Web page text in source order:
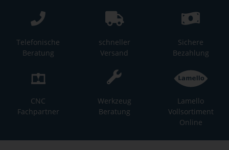
Telefonische
Beratung
schneller
Versand
Sichere
Bezahlung
CNC
Fachpartner
Werkzeug
Beratung
Lamello
Vollsortiment
Online